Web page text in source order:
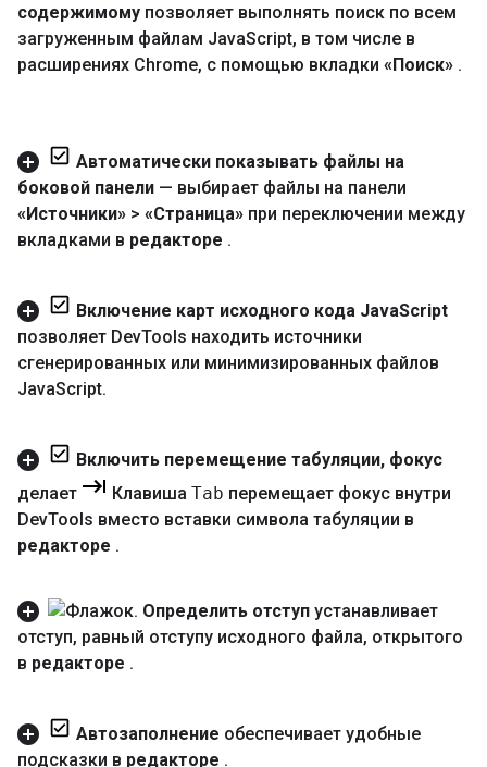
содержимому позволяет выполнять поиск по всем
загруженным файлам JavaScript, в том числе в
расширениях Chrome, с помощью вкладки «Поиск» .
Автоматически показывать файлы на
боковой панели — выбирает файлы на панели
«Источники» > «Страница» при переключении между
вкладками в редакторе .
Включение карт исходного кода JavaScript
позволяет DevTools находить источники
сгенерированных или минимизированных файлов
JavaScript.
Включить перемещение табуляции, фокус
делает
Клавиша Tab перемещает фокус внутри
DevTools вместо вставки символа табуляции в
редакторе .
Определить отступ устанавливает
отступ, равный отступу исходного файла, открытого
в редакторе .
Автозаполнение обеспечивает удобные
подсказки в редакторе .